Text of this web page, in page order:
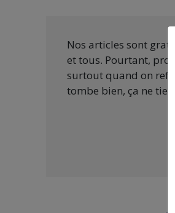
Nos articles sont
et tous. Pourtant,
surtout quand on
tombe bien, ça ne tient